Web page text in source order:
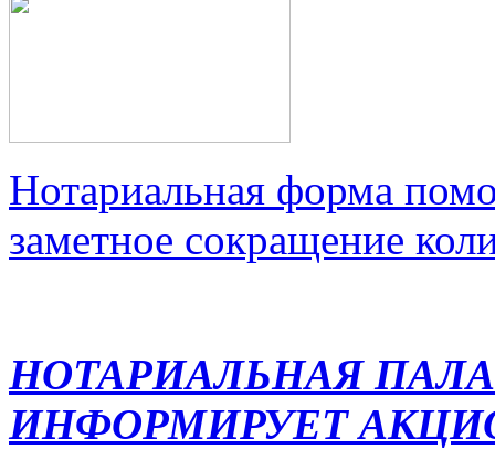
Нотариальная форма
заметное сокращение
НОТАРИАЛЬНАЯ
ИНФОРМИРУЕТ